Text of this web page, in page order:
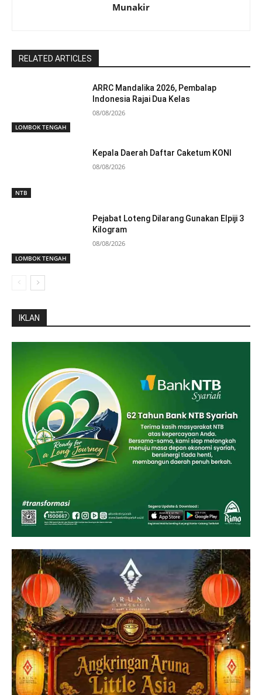
Munakir
RELATED ARTICLES
LOMBOK TENGAH
ARRC Mandalika 2026, Pembalap
Indonesia Rajai Dua Kelas
08/08/2026
NTB
Kepala Daerah Daftar Caketum KONI
08/08/2026
LOMBOK TENGAH
Pejabat Loteng Dilarang Gunakan Elpiji 3
Kilogram
08/08/2026
IKLAN